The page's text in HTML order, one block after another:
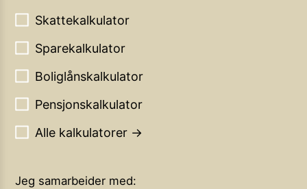
Skattekalkulator
Sparekalkulator
Boliglånskalkulator
Pensjonskalkulator
Alle kalkulatorer →
Jeg samarbeider med: